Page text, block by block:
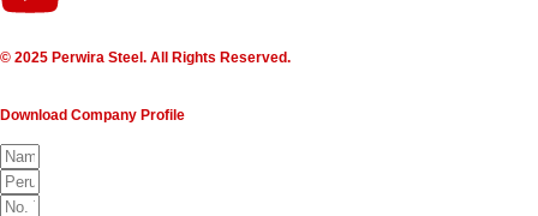
© 2025 Perwira Steel. All Rights Reserved.
Download Company Profile